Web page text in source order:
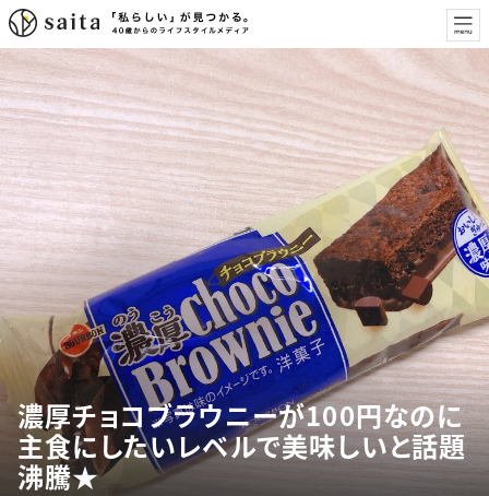
濃厚チョコブラウニーが100円なのに
主食にしたいレベルで美味しいと話題
沸騰★